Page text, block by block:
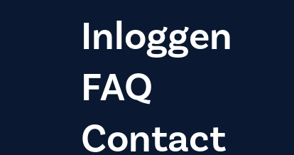
Inloggen
FAQ
Contact